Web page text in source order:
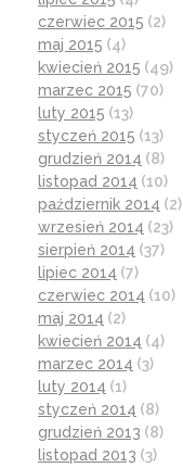
czerwiec 2015 (2)
maj 2015 (4)
kwiecień 2015 (49)
marzec 2015 (70)
luty 2015 (13)
styczeń 2015 (13)
grudzień 2014 (8)
listopad 2014 (10)
październik 2014 (2)
wrzesień 2014 (23)
sierpień 2014 (37)
lipiec 2014 (7)
czerwiec 2014 (10)
maj 2014 (2)
kwiecień 2014 (4)
marzec 2014 (3)
luty 2014 (1)
styczeń 2014 (8)
grudzień 2013 (8)
listopad 2013 (3)